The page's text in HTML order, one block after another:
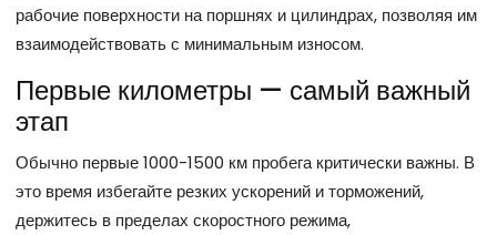
рабочие поверхности на поршнях и цилиндрах, позволяя им
взаимодействовать с минимальным износом.
Первые километры — самый важный
этап
Обычно первые 1000-1500 км пробега критически важны. В
это время избегайте резких ускорений и торможений,
держитесь в пределах скоростного режима,